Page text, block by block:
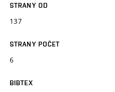
STRANY OD
137
STRANY POČET
6
BIBTEX